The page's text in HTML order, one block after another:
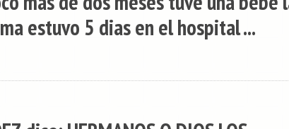
estuvo 5 dias en el hospital ...